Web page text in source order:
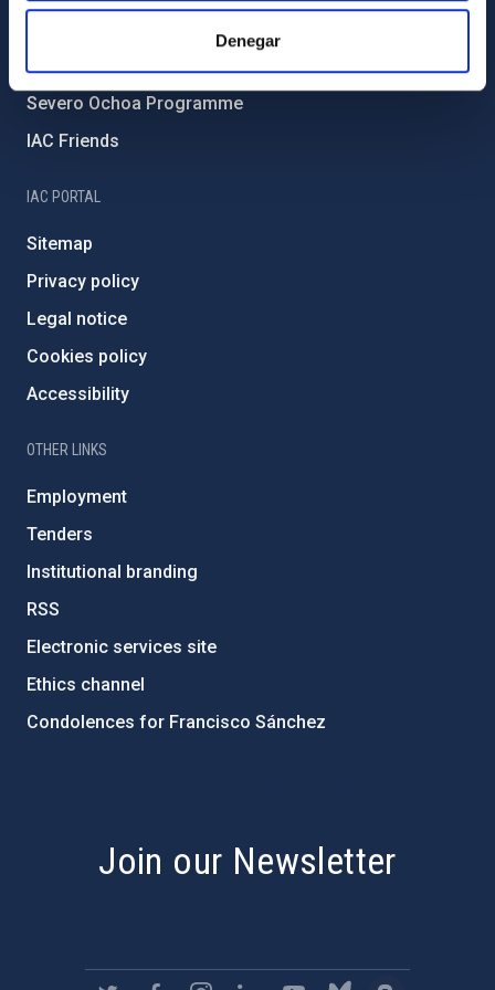
Denegar
External funding
Severo Ochoa Programme
IAC Friends
IAC PORTAL
Sitemap
Privacy policy
Legal notice
Cookies policy
Accessibility
OTHER LINKS
Employment
Tenders
Institutional branding
RSS
Electronic services site
Ethics channel
Condolences for Francisco Sánchez
Join our Newsletter